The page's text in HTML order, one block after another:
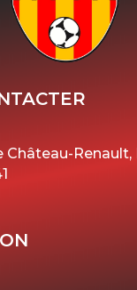
Château-Renault,